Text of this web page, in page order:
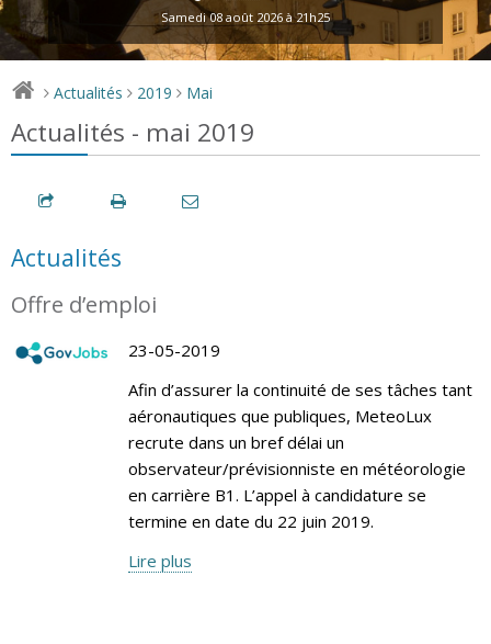
Samedi 08 août 2026 à 21h25
> Actualités > 2019 > Mai
Actualités - mai 2019
Actualités
Offre d’emploi
23-05-2019
Afin d’assurer la continuité de ses tâches tant
aéronautiques que publiques, MeteoLux
recrute dans un bref délai un
observateur/prévisionniste en météorologie
en carrière B1. L’appel à candidature se
termine en date du 22 juin 2019.
Lire plus